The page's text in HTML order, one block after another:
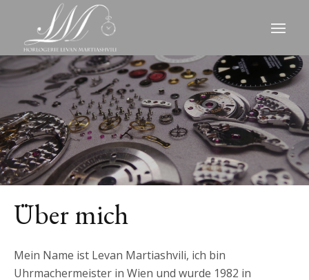
Über mich
Mein Name ist Levan Martiashvili, ich bin
Uhrmachermeister in Wien und wurde 1982 in